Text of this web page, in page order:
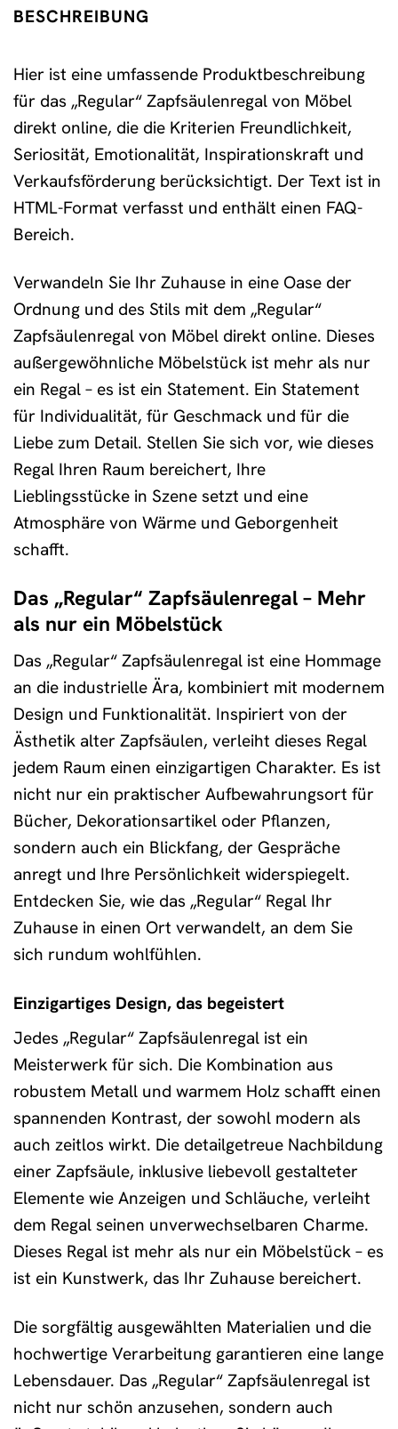
BESCHREIBUNG
Hier ist eine umfassende Produktbeschreibung
für das „Regular“ Zapfsäulenregal von Möbel
direkt online, die die Kriterien Freundlichkeit,
Seriosität, Emotionalität, Inspirationskraft und
Verkaufsförderung berücksichtigt. Der Text ist in
HTML-Format verfasst und enthält einen FAQ-
Bereich.
Verwandeln Sie Ihr Zuhause in eine Oase der
Ordnung und des Stils mit dem „Regular“
Zapfsäulenregal von Möbel direkt online. Dieses
außergewöhnliche Möbelstück ist mehr als nur
ein Regal – es ist ein Statement. Ein Statement
für Individualität, für Geschmack und für die
Liebe zum Detail. Stellen Sie sich vor, wie dieses
Regal Ihren Raum bereichert, Ihre
Lieblingsstücke in Szene setzt und eine
Atmosphäre von Wärme und Geborgenheit
schafft.
Das „Regular“ Zapfsäulenregal – Mehr
als nur ein Möbelstück
Das „Regular“ Zapfsäulenregal ist eine Hommage
an die industrielle Ära, kombiniert mit modernem
Design und Funktionalität. Inspiriert von der
Ästhetik alter Zapfsäulen, verleiht dieses Regal
jedem Raum einen einzigartigen Charakter. Es ist
nicht nur ein praktischer Aufbewahrungsort für
Bücher, Dekorationsartikel oder Pflanzen,
sondern auch ein Blickfang, der Gespräche
anregt und Ihre Persönlichkeit widerspiegelt.
Entdecken Sie, wie das „Regular“ Regal Ihr
Zuhause in einen Ort verwandelt, an dem Sie
sich rundum wohlfühlen.
Einzigartiges Design, das begeistert
Jedes „Regular“ Zapfsäulenregal ist ein
Meisterwerk für sich. Die Kombination aus
robustem Metall und warmem Holz schafft einen
spannenden Kontrast, der sowohl modern als
auch zeitlos wirkt. Die detailgetreue Nachbildung
einer Zapfsäule, inklusive liebevoll gestalteter
Elemente wie Anzeigen und Schläuche, verleiht
dem Regal seinen unverwechselbaren Charme.
Dieses Regal ist mehr als nur ein Möbelstück – es
ist ein Kunstwerk, das Ihr Zuhause bereichert.
Die sorgfältig ausgewählten Materialien und die
hochwertige Verarbeitung garantieren eine lange
Lebensdauer. Das „Regular“ Zapfsäulenregal ist
nicht nur schön anzusehen, sondern auch